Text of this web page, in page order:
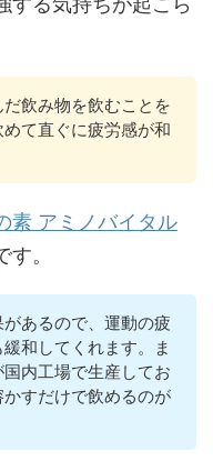
飲み物を飲むことを
て直ぐに疲労感が和
素 アミノバイタル
す。
あるので、運動の疲
和してくれます。ま
内工場で生産してお
すだけで飲めるのが